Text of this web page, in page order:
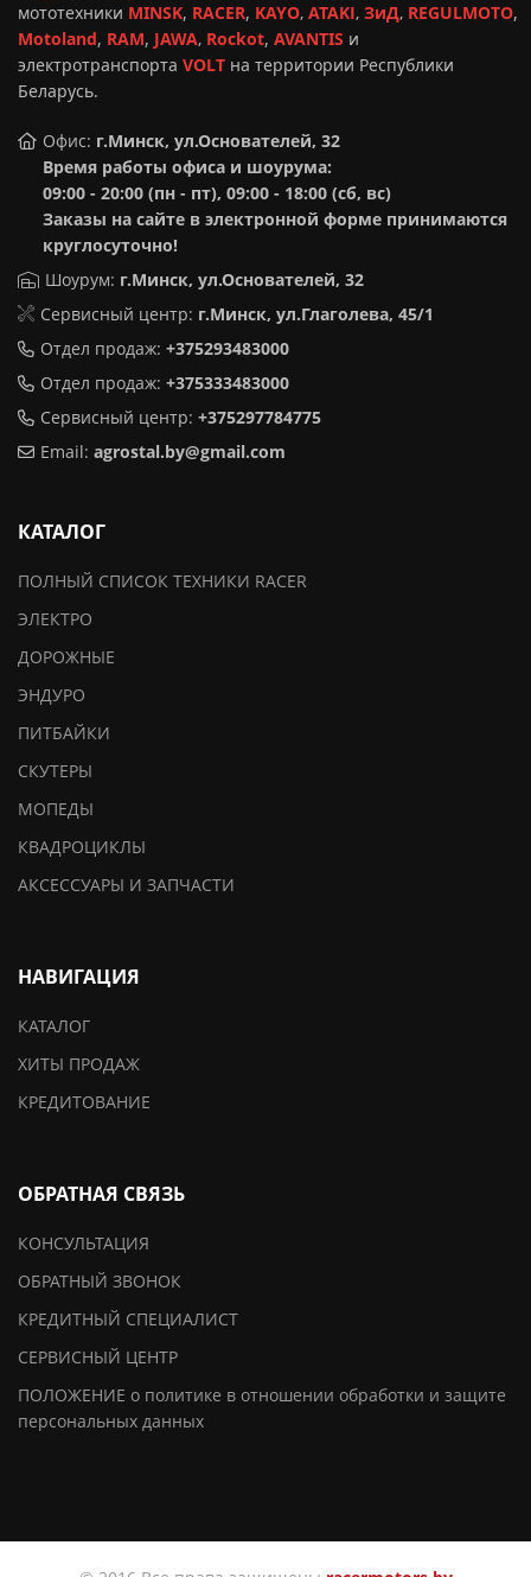
мототехники MINSK, RACER, KAYO, ATAKI, ЗиД, REGULMOTO,
Motoland, RAM, JAWA, Rockot, AVANTIS и
электротранспорта VOLT на территории Республики
Беларусь.
Офис: г.Минск, ул.Основателей, 32
Время работы офиса и шоурума:
09:00 - 20:00 (пн - пт), 09:00 - 18:00 (сб, вс)
Заказы на сайте в электронной форме принимаются
круглосуточно!
Шоурум: г.Минск, ул.Основателей, 32
Сервисный центр: г.Минск, ул.Глаголева, 45/1
Отдел продаж: +375293483000
Отдел продаж: +375333483000
Сервисный центр: +375297784775
Email: agrostal.by@gmail.com
КАТАЛОГ
ПОЛНЫЙ СПИСОК ТЕХНИКИ RACER
ЭЛЕКТРО
ДОРОЖНЫЕ
ЭНДУРО
ПИТБАЙКИ
СКУТЕРЫ
МОПЕДЫ
КВАДРОЦИКЛЫ
АКСЕССУАРЫ И ЗАПЧАСТИ
НАВИГАЦИЯ
КАТАЛОГ
ХИТЫ ПРОДАЖ
КРЕДИТОВАНИЕ
ОБРАТНАЯ СВЯЗЬ
КОНСУЛЬТАЦИЯ
ОБРАТНЫЙ ЗВОНОК
КРЕДИТНЫЙ СПЕЦИАЛИСТ
СЕРВИСНЫЙ ЦЕНТР
ПОЛОЖЕНИЕ о политике в отношении обработки и защите
персональных данных